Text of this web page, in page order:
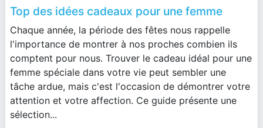
Top des idées cadeaux pour une femme
Chaque année, la période des fêtes nous rappelle
l'importance de montrer à nos proches combien ils
comptent pour nous. Trouver le cadeau idéal pour une
femme spéciale dans votre vie peut sembler une
tâche ardue, mais c'est l'occasion de démontrer votre
attention et votre affection. Ce guide présente une
sélection...